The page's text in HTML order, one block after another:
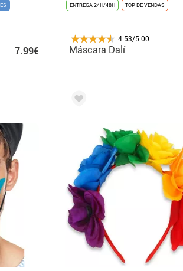
7.99€
ENTREGA 24H/48H TOP DE VENDAS
4.53/5.00
Máscara Dalí